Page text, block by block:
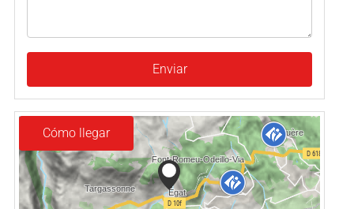
Enviar
Cómo llegar